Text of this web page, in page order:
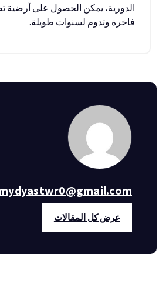
الدورية، يمكن الحصول على
فاخرة وتدوم لسنوات طويلة.
عرض كل المقالات